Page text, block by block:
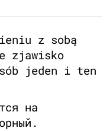
z sobą
zjawisko
jeden i ten
на